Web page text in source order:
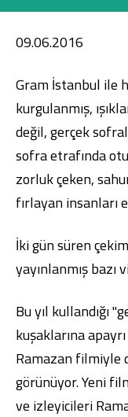
Dijital Bankacılık
Ticari Kartlar
Tarım Finansmanı
Leasing
09.06.2016
Gram İstanbul ile
kurgulanmış,
değil, gerçek
sofra etrafında
zorluk çeken,
fırlayan insanları
İki gün süren
yayınlanmış bazı
Bu yıl kullandığı
kuşaklarına
Ramazan filmiyle
görünüyor. Yeni
ve izleyicileri